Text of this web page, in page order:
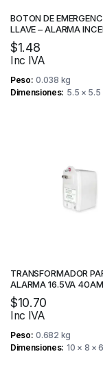
BOTON DE
LLAVE – ALARMA
STV
$1.48
Inc IVA
Peso 0.038 kg
Dimensiones 5.5 × 5.5
TRANSFORMADOR
ALARMA 16.5VA
PARADOX
$10.70
Inc IVA
Peso 0.682 kg
Dimensiones 10 × 8 ×